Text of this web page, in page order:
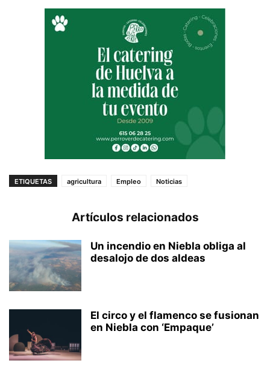
ETIQUETAS agricultura Empleo Noticias
Artículos relacionados
Un incendio en Niebla obliga al
desalojo de dos aldeas
El circo y el flamenco se fusionan
en Niebla con ‘Empaque’